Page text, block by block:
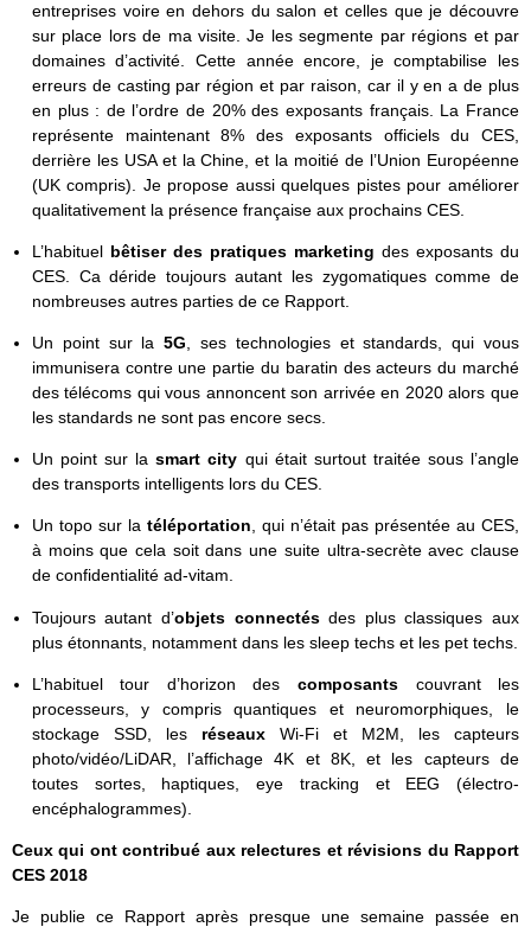
entreprises voire en dehors du salon et celles que je découvre
sur place lors de ma visite. Je les segmente par régions et par
domaines d’activité. Cette année encore, je comptabilise les
erreurs de casting par région et par raison, car il y en a de plus
en plus : de l’ordre de 20% des exposants français. La France
représente maintenant 8% des exposants officiels du CES,
derrière les USA et la Chine, et la moitié de l’Union Européenne
(UK compris). Je propose aussi quelques pistes pour améliorer
qualitativement la présence française aux prochains CES.
L’habituel bêtiser des pratiques marketing des exposants du
CES. Ca déride toujours autant les zygomatiques comme de
nombreuses autres parties de ce Rapport.
Un point sur la5G, ses technologies et standards, qui vous
immunisera contre une partie du baratin des acteurs du marché
des télécoms qui vous annoncent son arrivée en 2020 alors que
les standards ne sont pas encore secs.
Un point sur lasmart city qui était surtout traitée sous l’angle
des transports intelligents lors du CES.
Un topo sur la téléportation, qui n’était pas présentée au CES,
à moins que cela soit dans une suite ultra-secrète avec clause
de confidentialité ad-vitam.
Toujours autant d’objets connectésdes plus classiques aux
plus étonnants, notamment dans les sleep techs et les pet techs.
L’habituel tour d’horizon des composants couvrant les
processeurs, y compris quantiques et neuromorphiques, le
stockage SSD, les réseaux Wi-Fi et M2M, les capteurs
photo/vidéo/LiDAR, l’affichage 4K et 8K, et les capteurs de
toutes sortes, haptiques, eye tracking et EEG (électro-
encéphalogrammes).
Ceux qui ont contribué aux relectures et révisions du Rapport
CES 2018
Je publie ce Rapport après presque une semaine passée en